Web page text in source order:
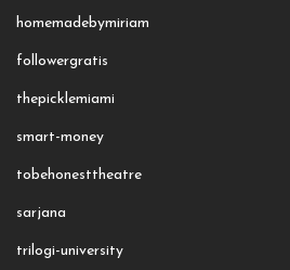
homemadebymiriam
followergratis
thepicklemiami
smart-money
tobehonesttheatre
sarjana
trilogi-university